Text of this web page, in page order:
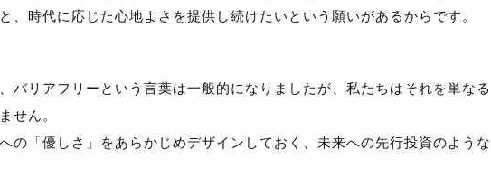
、時代に応じた心地よさを提供し続けたいという願いがあるからです。
バリアフリーという言葉は一般的になりましたが、私たちはそれを単なる
せん。
の「優しさ」をあらかじめデザインしておく、未来への先行投資のような